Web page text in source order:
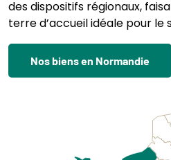
des dispositifs régionaux,
terre d’accueil idéale pour le
Nos biens en Normandie